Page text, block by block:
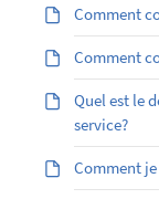
Comment
Comment
Quel est le
service?
Comment